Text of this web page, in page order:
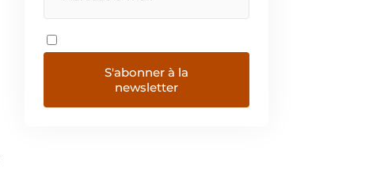
S'abonner à la
newsletter